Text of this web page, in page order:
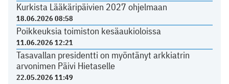
Kurkista Lääkäripäivien 2027 ohjelmaan
18.06.2026 08:58
Poikkeuksia toimiston kesäaukioloissa
11.06.2026 12:21
Tasavallan presidentti on myöntänyt arkkiatrin
arvonimen Päivi Hietaselle
22.05.2026 11:49